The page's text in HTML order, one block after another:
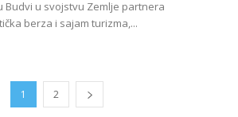
Budvi u svojstvu Zemlje partnera
berza i sajam turizma,...
1 2